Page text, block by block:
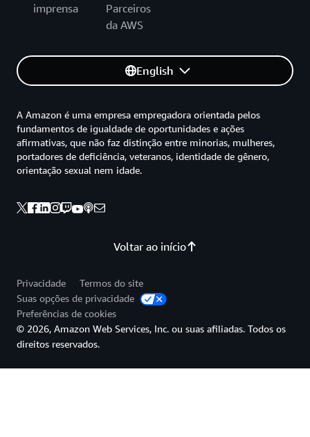
imprensa
Parceiros
da AWS
English
Voltar ao início
A Amazon é uma empresa empregadora orientada pelos
fundamentos de igualdade de oportunidades e ações
afirmativas, que não faz distinção entre minorias, mulheres,
portadores de deficiência, veteranos, identidade de gênero,
orientação sexual nem idade.
Privacidade
Termos do site
Suas opções de privacidade
Preferências de cookies
© 2026, Amazon Web Services, Inc. ou suas afiliadas. Todos os
direitos reservados.